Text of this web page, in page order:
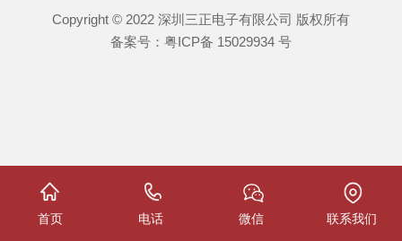
Copyright © 2022 深圳三正电子有限公司 版权所有
备案号： 粤ICP备 15029934 号
首页 电话 微信 联系我们